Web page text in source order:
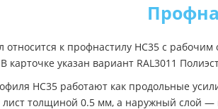
относится к профнастилу НС35 с
В карточке указан вариант RAL3011
НС35 работают как продольные
лист толщиной 0.5 мм, а наружный слой